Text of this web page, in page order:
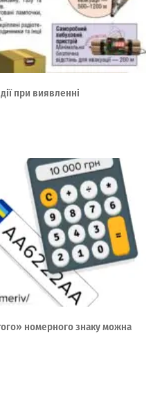
при виявленні
номерного знаку можна